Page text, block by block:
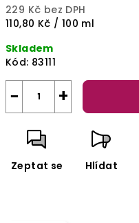
229 Kč bez DPH
Měrná
110,80 Kč / 100 ml
Skladem
Kód: 83111
+
−
Zeptat se Hlídat